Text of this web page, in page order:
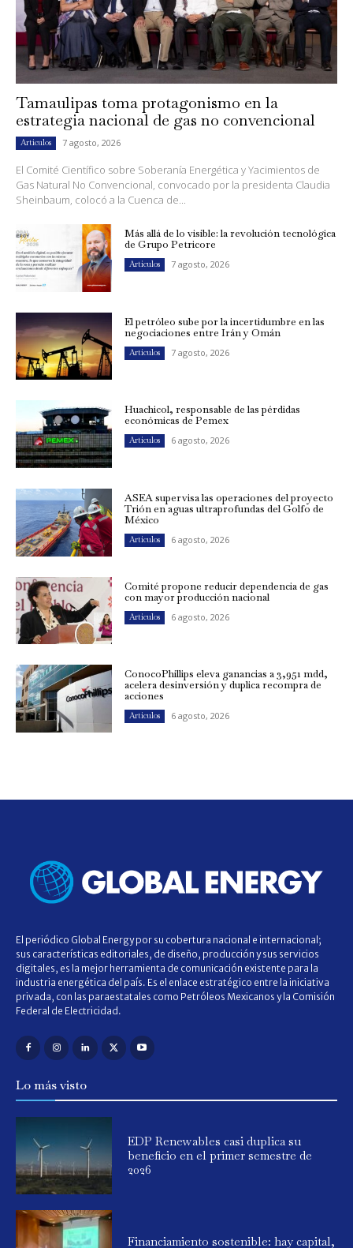
Tamaulipas toma protagonismo en la
estrategia nacional de gas no convencional
Artículos 7 agosto, 2026
El Comité Científico sobre Soberanía Energética y Yacimientos de
Gas Natural No Convencional, convocado por la presidenta Claudia
Sheinbaum, colocó a la Cuenca de...
Más allá de lo visible: la revolución tecnológica
de Grupo Petricore
Artículos 7 agosto, 2026
El petróleo sube por la incertidumbre en las
negociaciones entre Irán y Omán
Artículos 7 agosto, 2026
Huachicol, responsable de las pérdidas
económicas de Pemex
Artículos 6 agosto, 2026
ASEA supervisa las operaciones del proyecto
Trión en aguas ultraprofundas del Golfo de
México
Artículos 6 agosto, 2026
Comité propone reducir dependencia de gas
con mayor producción nacional
Artículos 6 agosto, 2026
ConocoPhillips eleva ganancias a 3,951 mdd,
acelera desinversión y duplica recompra de
acciones
Artículos 6 agosto, 2026
El periódico Global Energy por su cobertura nacional e internacional;
sus características editoriales, de diseño, producción y sus servicios
digitales, es la mejor herramienta de comunicación existente para la
industria energética del país. Es el enlace estratégico entre la iniciativa
privada, con las paraestatales como Petróleos Mexicanos y la Comisión
Federal de Electricidad.
Lo más visto
EDP Renewables casi duplica su
beneficio en el primer semestre de
2026
Financiamiento sostenible: hay capital,